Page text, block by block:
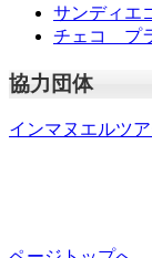
サンディエ
チェコ プ
協力団体
インマヌエルツ